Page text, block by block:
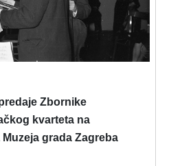
Zbornike
kvarteta na
grada Zagreba